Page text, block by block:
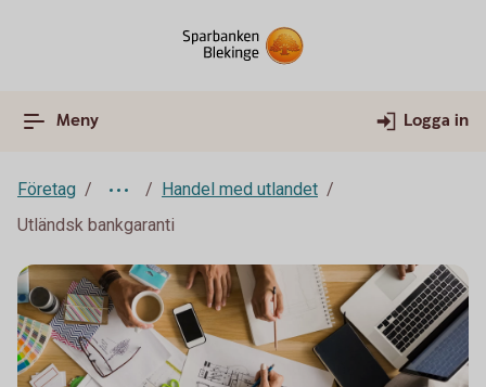
Meny Logga in
Företag
Handel med utlandet
Utländsk bankgaranti